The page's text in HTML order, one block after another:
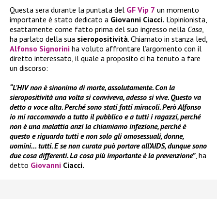
Questa sera durante la puntata del GF Vip 7 un momento
importante è stato dedicato a Giovanni Ciacci. L’opinionista,
esattamente come fatto prima del suo ingresso nella Casa,
ha parlato della sua sieropositività. Chiamato in stanza led,
Alfonso Signorini ha voluto affrontare l’argomento con il
diretto interessato, il quale a proposito ci ha tenuto a fare
un discorso:
“L’HIV non è sinonimo di morte, assolutamente. Con la
sieropositività una volta si conviveva, adesso si vive. Questo va
detto a voce alta. Perché sono stati fatti miracoli. Però Alfonso
io mi raccomando a tutto il pubblico e a tutti i ragazzi, perché
non è una malattia anzi la chiamiamo infezione, perché è
questo e riguarda tutti e non solo gli omosessuali, donne,
uomini… tutti. E se non curata può portare all’AIDS, dunque sono
due cosa differenti. La cosa più importante è la prevenzione”, ha
detto Giovanni Ciacci.